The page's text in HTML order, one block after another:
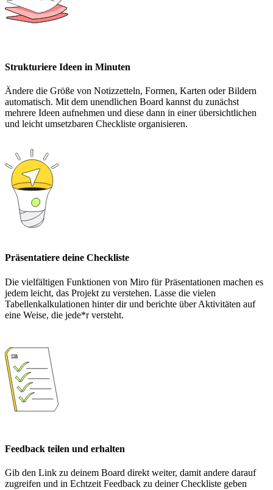
Strukturiere Ideen in Minuten
Ändere die Größe von Notizzetteln, Formen, Karten oder Bildern
automatisch. Mit dem unendlichen Board kannst du zunächst
mehrere Ideen aufnehmen und diese dann in einer übersichtlichen
und leicht umsetzbaren Checkliste organisieren.
Präsentatiere deine Checkliste
Die vielfältigen Funktionen von Miro für Präsentationen machen es
jedem leicht, das Projekt zu verstehen. Lasse die vielen
Tabellenkalkulationen hinter dir und berichte über Aktivitäten auf
eine Weise, die jede*r versteht.
Feedback teilen und erhalten
Gib den Link zu deinem Board direkt weiter, damit andere darauf
zugreifen und in Echtzeit Feedback zu deiner Checkliste geben